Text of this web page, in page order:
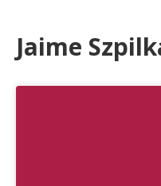
Jaime